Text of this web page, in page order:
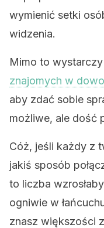
wymienić setki
widzenia.
Mimo to
znajomych w
aby zdać sobie
możliwe, ale dość
Cóż, jeśli każdy z
jakiś sposób
to liczba
ogniwie w
znasz większości